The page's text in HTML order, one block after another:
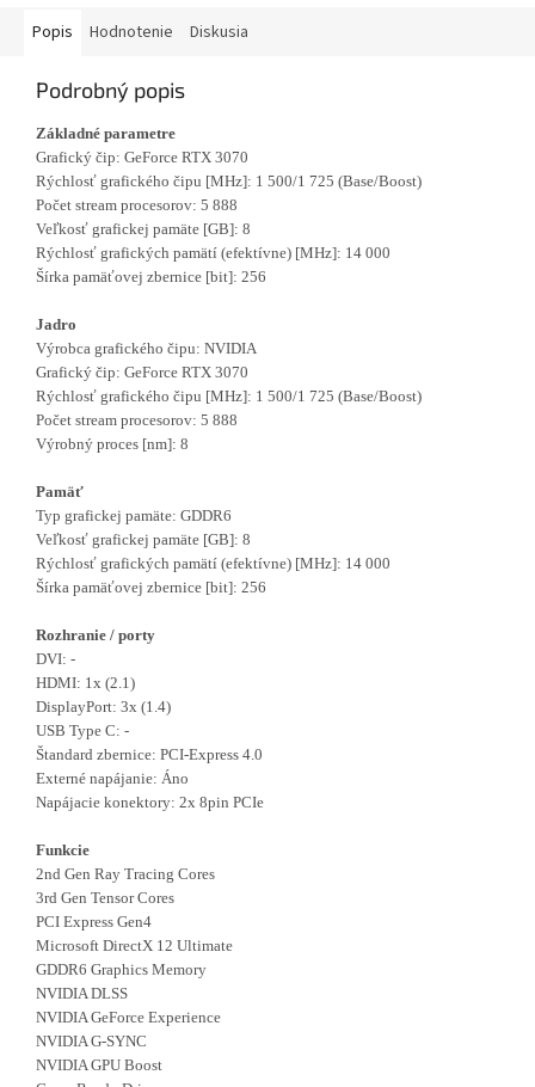
Popis Hodnotenie Diskusia
Podrobný popis
Základné parametre
Grafický čip: GeForce RTX 3070
Rýchlosť grafického čipu [MHz]: 1 500/1 725 (Base/Boost)
Počet stream procesorov: 5 888
Veľkosť grafickej pamäte [GB]: 8
Rýchlosť grafických pamätí (efektívne) [MHz]: 14 000
Šírka pamäťovej zbernice [bit]: 256
Jadro
Výrobca grafického čipu: NVIDIA
Grafický čip: GeForce RTX 3070
Rýchlosť grafického čipu [MHz]: 1 500/1 725 (Base/Boost)
Počet stream procesorov: 5 888
Výrobný proces [nm]: 8
Pamäť
Typ grafickej pamäte: GDDR6
Veľkosť grafickej pamäte [GB]: 8
Rýchlosť grafických pamätí (efektívne) [MHz]: 14 000
Šírka pamäťovej zbernice [bit]: 256
Rozhranie / porty
DVI: -
HDMI: 1x (2.1)
DisplayPort: 3x (1.4)
USB Type C: -
Štandard zbernice: PCI-Express 4.0
Externé napájanie: Áno
Napájacie konektory: 2x 8pin PCIe
Funkcie
2nd Gen Ray Tracing Cores
3rd Gen Tensor Cores
PCI Express Gen4
Microsoft DirectX 12 Ultimate
GDDR6 Graphics Memory
NVIDIA DLSS
NVIDIA GeForce Experience
NVIDIA G-SYNC
NVIDIA GPU Boost